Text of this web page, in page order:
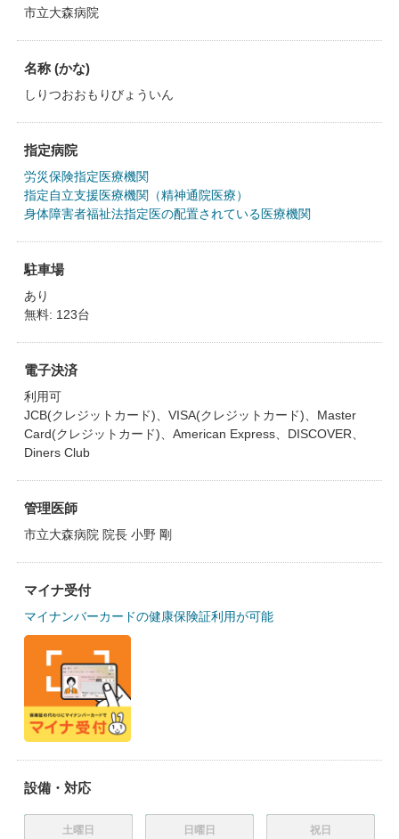
市立大森病院
名称 (かな)
しりつおおもりびょういん
指定病院
労災保険指定医療機関
指定自立支援医療機関（精神通院医療）
身体障害者福祉法指定医の配置されている医療機関
駐車場
あり
無料: 123台
電子決済
利用可
JCB(クレジットカード)、VISA(クレジットカード)、Master
Card(クレジットカード)、American Express、DISCOVER、
Diners Club
管理医師
市立大森病院 院長 小野 剛
マイナ受付
マイナンバーカードの健康保険証利用が可能
設備・対応
土曜日 日曜日 祝日